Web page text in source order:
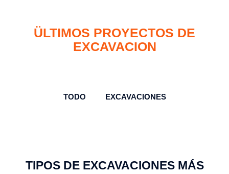
ÜLTIMOS PROYECTOS DE
EXCAVACION
TODO EXCAVACIONES
TIPOS DE EXCAVACIONES MÁS